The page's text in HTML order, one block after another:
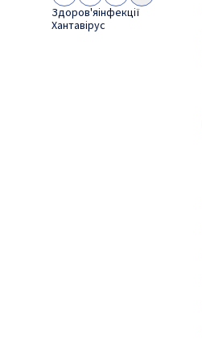
Здоров'яінфекції
Хантавірус